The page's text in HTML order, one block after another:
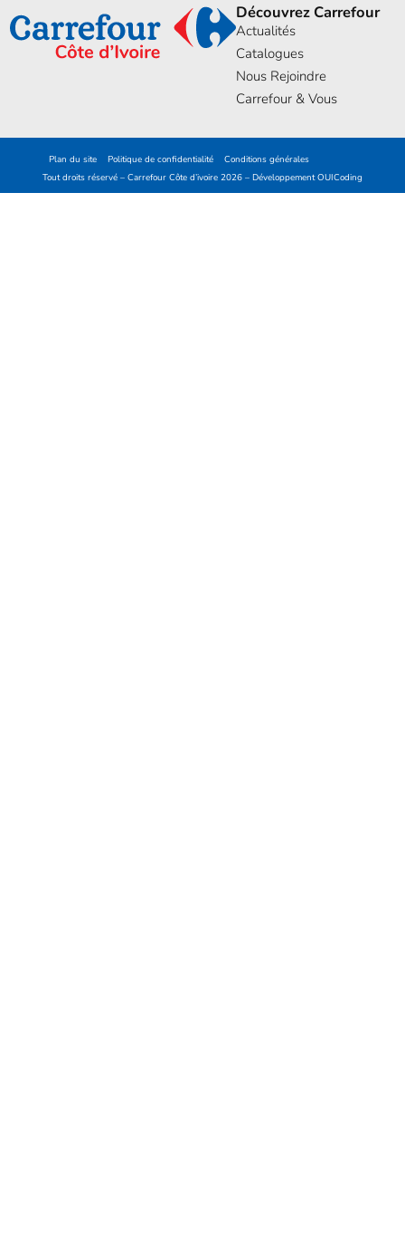
Découvrez Carrefour
Actualités
Catalogues
Nous Rejoindre
Carrefour & Vous
Plan du site Politique de confidentialité
Conditions générales
Tout droits réservé – Carrefour Côte d’ivoire 2026 – DéveloppementOUICoding